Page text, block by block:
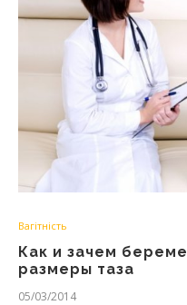
Вагітність
Как и зачем
размеры таза
05/03/2014